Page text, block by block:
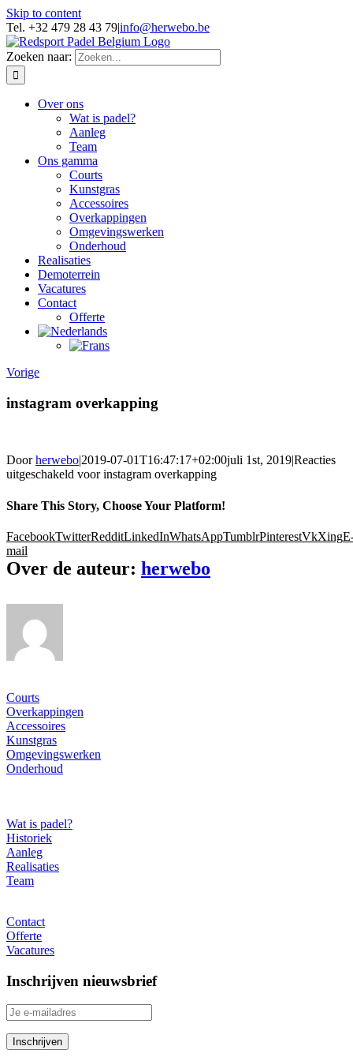
Skip to content
Tel. +32 479 28 43 79|info@herwebo.be
Zoeken naar:
Over ons
Wat is padel?
Aanleg
Team
Ons gamma
Courts
Kunstgras
Accessoires
Overkappingen
Omgevingswerken
Onderhoud
Realisaties
Demoterrein
Vacatures
Contact
Offerte
Vorige
instagram overkapping
Doorherwebo|2019-07-01T16:47:17+02:00juli 1st, 2019|Reacties
uitgeschakeld voor instagram overkapping
Share This Story, Choose Your Platform!
FacebookTwitterRedditLinkedInWhatsAppTumblrPinterestVkXing
mail
Over de auteur: herwebo
Courts
Overkappingen
Accessoires
Kunstgras
Omgevingswerken
Onderhoud
Wat is padel?
Historiek
Aanleg
Realisaties
Team
Contact
Offerte
Vacatures
Inschrijven nieuwsbrief